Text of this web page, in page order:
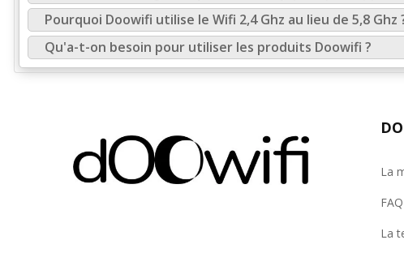
Pourquoi Doowifi utilise le Wifi 2,4 Ghz au lieu de 5,8 Ghz
Qu'a-t-on besoin pour utiliser les produits Doowifi ?
La
La